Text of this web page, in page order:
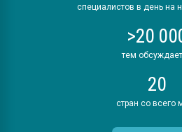
специалистов в день на
>20
тем
20
стран со всего